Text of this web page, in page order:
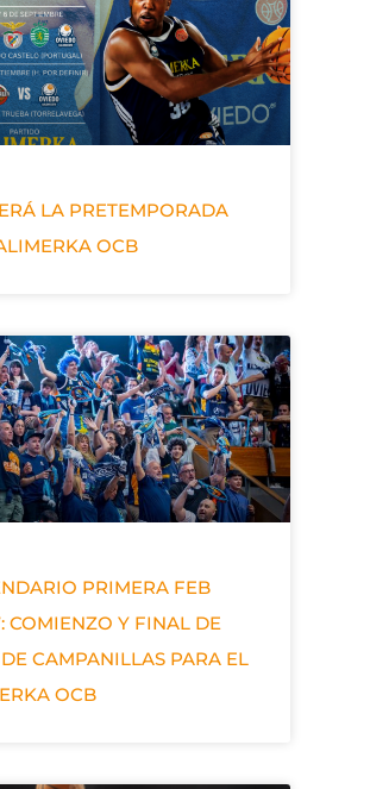
LA PRETEMPORADA
OCB
PRIMERA FEB
COMIENZO Y FINAL DE
CAMPANILLAS PARA EL
OCB